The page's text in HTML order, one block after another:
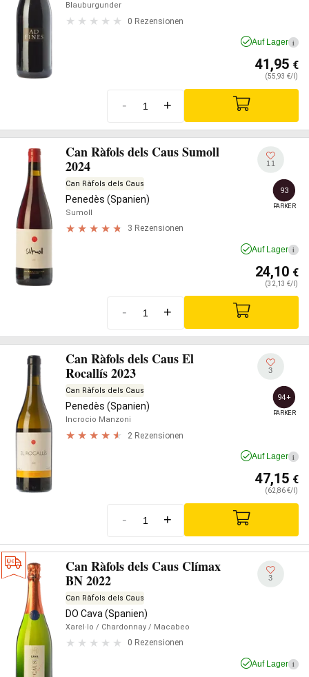
Blauburgunder
0 Rezensionen
Auf Lager i
41,95 €
(55,93 €/l)
- +
Can Ràfols dels Caus Sumoll
2024
Can Ràfols dels Caus
Penedès (Spanien)
Sumoll
3 Rezensionen
11
93
PARKER
Auf Lager i
24,10 €
(32,13 €/l)
- +
Can Ràfols dels Caus El
Rocallís 2023
Can Ràfols dels Caus
Penedès (Spanien)
Incrocio Manzoni
2 Rezensionen
3
94+
PARKER
Auf Lager i
47,15 €
(62,86 €/l)
- +
Can Ràfols dels Caus Clímax
BN 2022
Can Ràfols dels Caus
DO Cava (Spanien)
Xarel·lo / Chardonnay / Macabeo
0 Rezensionen
3
Auf Lager i